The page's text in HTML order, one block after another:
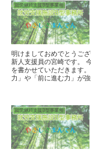
就労継続支援B型事業所
明けましておめでとうご
新人支援員の宮崎です。
を書かせていただきます
力」や「前に進む力」が
就労継続支援B型事業所